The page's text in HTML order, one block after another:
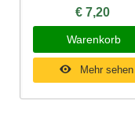
€ 7,20
Warenkorb
Mehr sehen